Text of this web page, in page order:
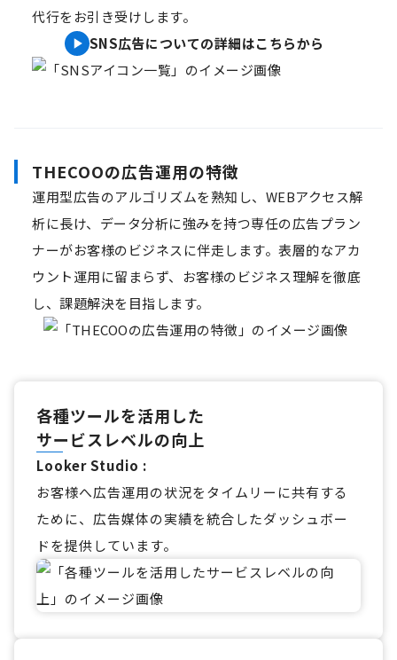
代行をお引き受けします。
SNS広告についての詳細はこちらから
THECOOの広告運用の特徴
運用型広告のアルゴリズムを熟知し、WEBアクセス解
析に長け、データ分析に強みを持つ専任の広告プラン
ナーがお客様のビジネスに伴走します。表層的なアカ
ウント運用に留まらず、お客様のビジネス理解を徹底
し、課題解決を目指します。
各種ツールを活用した
サービスレベルの向上
Looker Studio :
お客様へ広告運用の状況をタイムリーに共有する
ために、広告媒体の実績を統合したダッシュボー
ドを提供しています。